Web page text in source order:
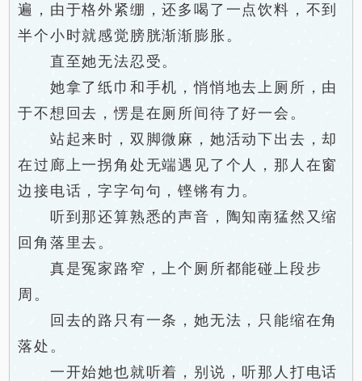
遍，由于格外紧绷，还多喝了一点饮料，不到
半个小时就感觉膀胱渐渐膨胀。
直至她无法忍受。
她拿了纸巾和手机，悄悄地去上厕所，由
于不想回去，愣是在厕所间待了好一会。
站起来时，双脚微麻，她活动下出去，却
在过廊上一拐角处无端遇见了个人，那人在窗
边接电话，字字句句，铿锵有力。
听到那还算熟悉的声音，陶知南猛然又缩
回角落里去。
真是冤家路窄，上个厕所都能碰上段步
周。
回去的路只有一条，她无法，只能缩在角
落处。
一开始她也就听着，别说，听那人打电话